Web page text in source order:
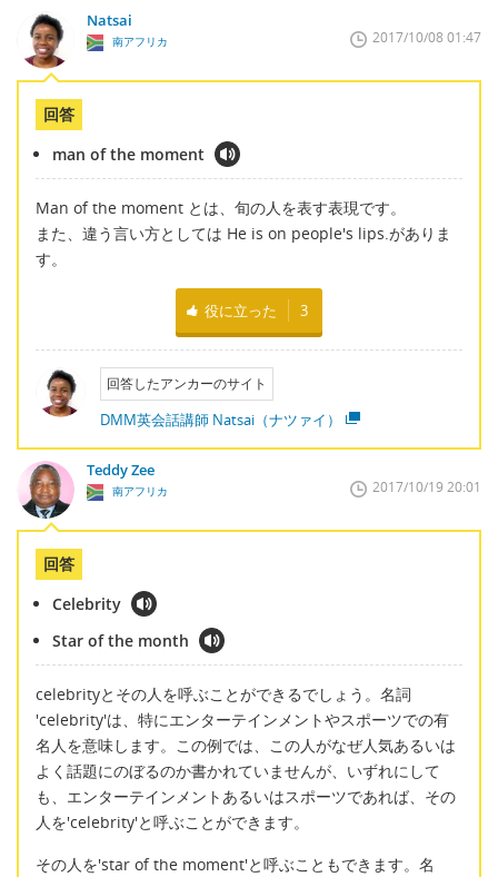
Natsai
南アフリカ 2017/10/08 01:47
回答
man of the moment
Man of the moment とは、旬の人を表す表現です。
また、違う言い方としては He is on people's lips.がありま
す。
役に立った 3
回答したアンカーのサイト
DMM英会話講師 Natsai（ナツァイ）
Teddy Zee
南アフリカ 2017/10/19 20:01
回答
Celebrity
Star of the month
celebrityとその人を呼ぶことができるでしょう。名詞
'celebrity'は、特にエンターテインメントやスポーツでの有
名人を意味します。この例では、この人がなぜ人気あるいは
よく話題にのぼるのか書かれていませんが、いずれにして
も、エンターテインメントあるいはスポーツであれば、その
人を'celebrity'と呼ぶことができます。
その人を'star of the moment'と呼ぶこともできます。名